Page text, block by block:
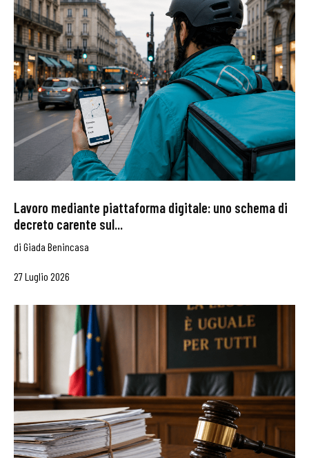
Lavoro mediante piattaforma digitale: uno schema di
decreto carente sul...
di Giada Benincasa
27 Luglio 2026